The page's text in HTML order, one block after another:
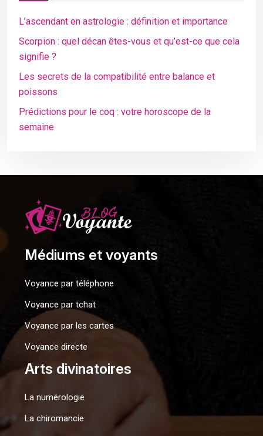
L’ascendant en astrologie : définition et importance
Scorpion : quel décan êtes-vous et qu’est-ce que cela
signifie ?
Les secrets de la compatibilité entre balance et
poissons
Prédictions pour le coq : votre horoscope de la
semaine
Médiums et voyants
Voyance par téléphone
Voyance par tchat
Voyance par les cartes
Voyance directe
Arts divinatoires
La numérologie
La chiromancie